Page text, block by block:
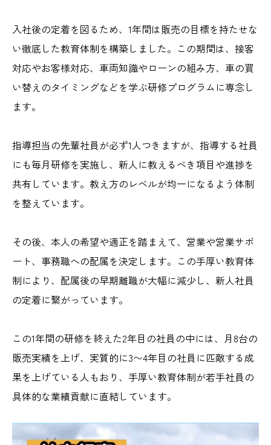
入社後の定着を図るため、1年間は販売の目標を持たせな
い徹底した教育体制を構築しました。この期間は、接客
対応やお客様対応、車両知識やローンの組み方、車の買
い替えのタイミングなどを学ぶ研修プログラムに専念し
ます。
指導担当の先輩社員が必ず1人つきますが、指導する社員
にも毎月研修を実施し、新人に教えるべき項目や進捗を
共有しています。教え方のレベルが均一になるよう体制
を整えています。
その後、本人の希望や適正を踏まえて、営業や営業サポ
ート、事務職への配属を決定します。この手厚い教育体
制により、配属後の早期離職が大幅に減少し、新人社員
の定着に繋がっています。
この1年間の研修を終えた2年目の社員の中には、月8台の
販売実績を上げ、実質的に3〜4年目の社員に匹敵する成
果を上げている人もおり、手厚い教育体制が若手社員の
具体的な業績貢献に直結しています。